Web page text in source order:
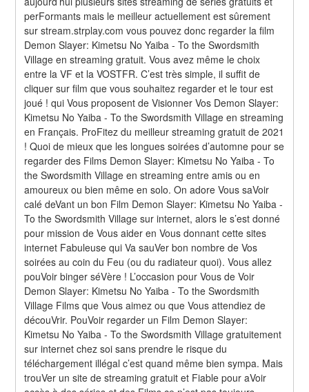
perFormants mais le meilleur actuellement est sûrement
sur stream.strplay.com vous pouvez donc regarder la film
Demon Slayer: Kimetsu No Yaiba - To the Swordsmith
Village en streaming gratuit. Vous avez même le choix
entre la VF et la VOSTFR. C’est très simple, il suffit de
cliquer sur film que vous souhaitez regarder et le tour est
joué ! qui Vous proposent de Visionner Vos Demon Slayer:
Kimetsu No Yaiba - To the Swordsmith Village en streaming
en Français. ProFitez du meilleur streaming gratuit de 2021
! Quoi de mieux que les longues soirées d’automne pour se
regarder des Films Demon Slayer: Kimetsu No Yaiba - To
the Swordsmith Village en streaming entre amis ou en
amoureux ou bien même en solo. On adore Vous saVoir
calé deVant un bon Film Demon Slayer: Kimetsu No Yaiba -
To the Swordsmith Village sur internet, alors le s’est donné
pour mission de Vous aider en Vous donnant cette sites
internet Fabuleuse qui Va sauVer bon nombre de Vos
soirées au coin du Feu (ou du radiateur quoi). Vous allez
pouVoir binger séVère ! L’occasion pour Vous de Voir
Demon Slayer: Kimetsu No Yaiba - To the Swordsmith
Village Films que Vous aimez ou que Vous attendiez de
découVrir. PouVoir regarder un Film Demon Slayer:
Kimetsu No Yaiba - To the Swordsmith Village gratuitement
sur internet chez soi sans prendre le risque du
téléchargement illégal c’est quand même bien sympa. Mais
trouVer un site de streaming gratuit et Fiable pour aVoir